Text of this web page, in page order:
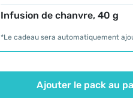
Infusion de chanvre, 40 g
*Le cadeau sera automatiquement
Ajouter le pack au